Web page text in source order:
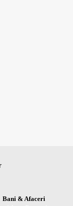
Bani & Afaceri